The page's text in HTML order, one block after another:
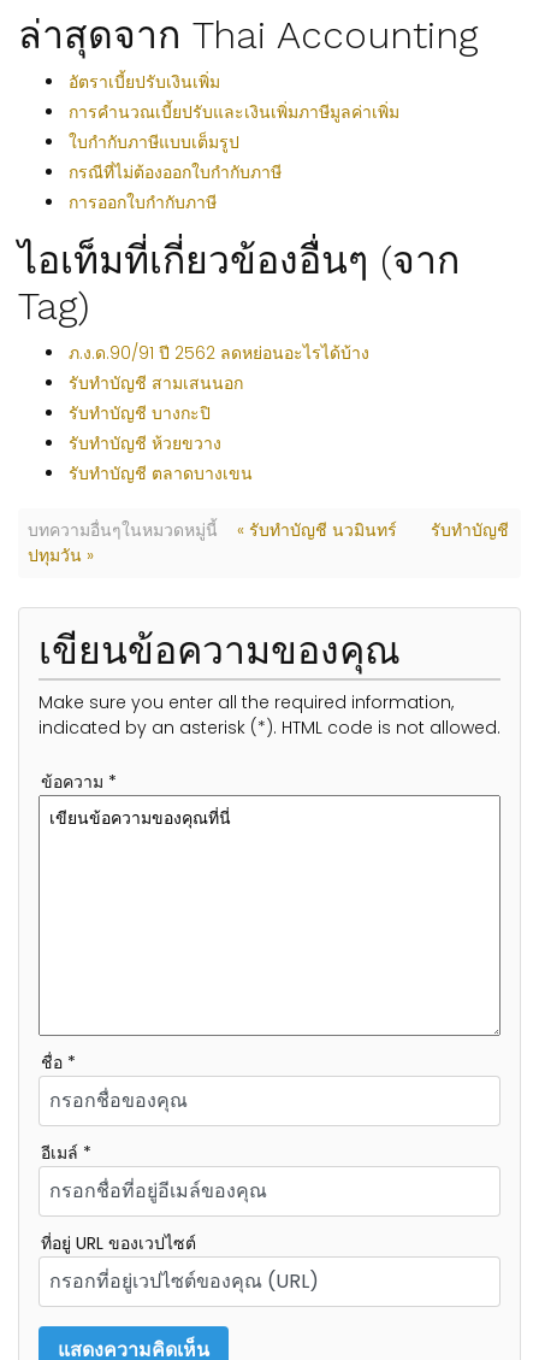
ล่าสุดจาก Thai Accounting
อัตราเบี้ยปรับเงินเพิ่ม
การคำนวณเบี้ยปรับและเงินเพิ่มภาษีมูลค่าเพิ่ม
ใบกำกับภาษีแบบเต็มรูป
กรณีที่ไม่ต้องออกใบกำกับภาษี
การออกใบกำกับภาษี
ไอเท็มที่เกี่ยวข้องอื่นๆ (จาก
Tag)
ภ.ง.ด.90/91 ปี 2562 ลดหย่อนอะไรได้บ้าง
รับทำบัญชี สามเสนนอก
รับทำบัญชี บางกะปิ
รับทำบัญชี ห้วยขวาง
รับทำบัญชี ตลาดบางเขน
บทความอื่นๆในหมวดหมู่นี้ « รับทำบัญชี นวมินทร์
รับทำบัญชี
ปทุมวัน »
เขียนข้อความของคุณ
Make sure you enter all the required information,
indicated by an asterisk (*). HTML code is not allowed.
ข้อความ *
ชื่อ *
อีเมล์ *
ที่อยู่ URL ของเวปไซต์